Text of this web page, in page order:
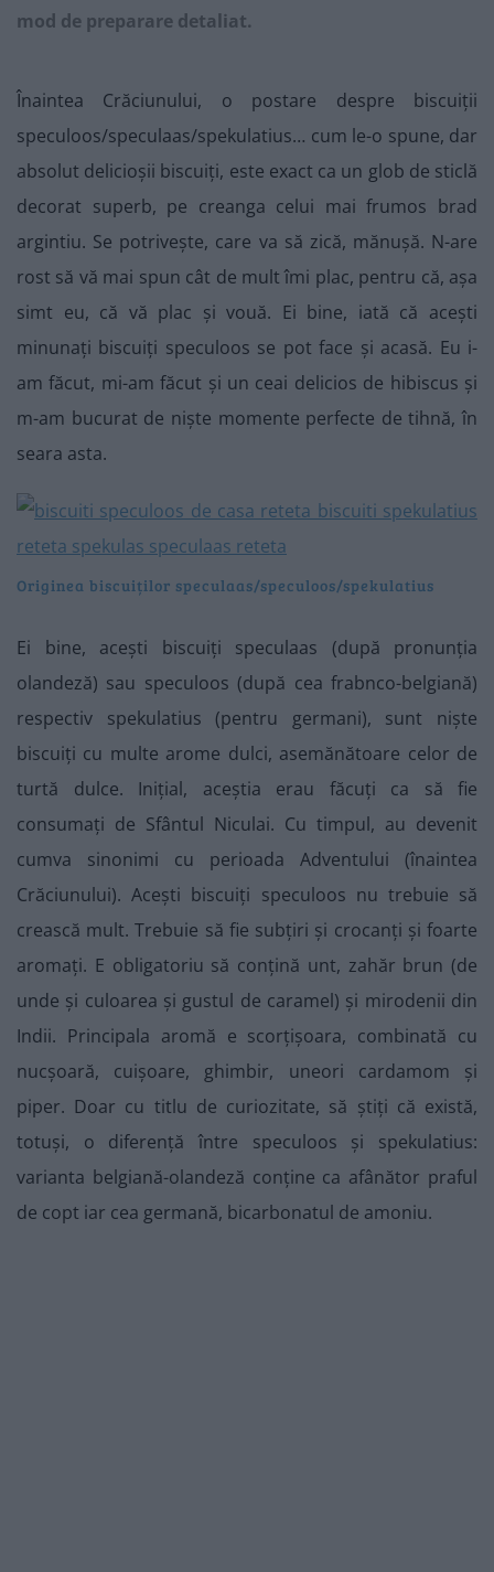
mod de preparare detaliat.
Înaintea Crăciunului, o postare despre biscuiții
speculoos/speculaas/spekulatius… cum le-o spune, dar
absolut delicioșii biscuiți, este exact ca un glob de sticlă
decorat superb, pe creanga celui mai frumos brad
argintiu. Se potrivește, care va să zică, mănușă. N-are
rost să vă mai spun cât de mult îmi plac, pentru că, așa
simt eu, că vă plac și vouă. Ei bine, iată că acești
minunați biscuiți speculoos se pot face și acasă. Eu i-
am făcut, mi-am făcut și un ceai delicios de hibiscus și
m-am bucurat de niște momente perfecte de tihnă, în
seara asta.
Originea biscuiților speculaas/speculoos/spekulatius
Ei bine, acești biscuiți speculaas (după pronunția
olandeză) sau speculoos (după cea frabnco-belgiană)
respectiv spekulatius (pentru germani), sunt niște
biscuiți cu multe arome dulci, asemănătoare celor de
turtă dulce. Inițial, aceștia erau făcuți ca să fie
consumați de Sfântul Niculai. Cu timpul, au devenit
cumva sinonimi cu perioada Adventului (înaintea
Crăciunului). Acești biscuiți speculoos nu trebuie să
crească mult. Trebuie să fie subțiri și crocanți și foarte
aromați. E obligatoriu să conțină unt, zahăr brun (de
unde și culoarea și gustul de caramel) și mirodenii din
Indii. Principala aromă e scorțișoara, combinată cu
nucșoară, cuișoare, ghimbir, uneori cardamom și
piper. Doar cu titlu de curiozitate, să știți că există,
totuși, o diferență între speculoos și spekulatius:
varianta belgiană-olandeză conține ca afânător praful
de copt iar cea germană, bicarbonatul de amoniu.